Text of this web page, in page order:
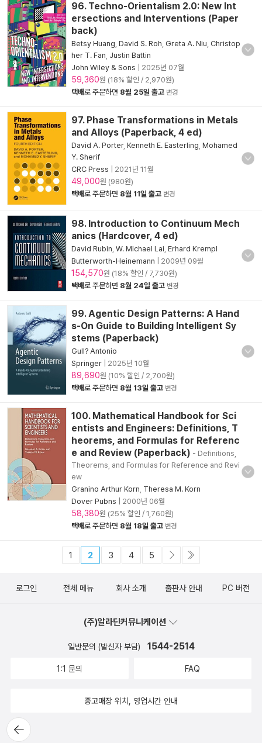
96. Techno-Orientalism 2.0: New Int
ersections and Interventions (Paper
back)
Betsy Huang David S. Roh Greta A. Niu Christop
her T. Fan Justin Battin
John Wiley & Sons
2025년 07월
59,360원 (18% 할인 / 2,970원)
택배로 주문하면 8월 25일 출고 변경
97. Phase Transformations in Metals
and Alloys (Paperback, 4 ed)
David A. Porter, Kenneth E. Easterling Mohamed
Y. Sherif
CRC Press
2021년 11월
49,000원 (980원)
택배로 주문하면 8월 11일 출고 변경
98. Introduction to Continuum Mech
anics (Hardcover, 4 ed)
David Rubin W. Michael Lai Erhard Krempl
Butterworth-Heinemann
2009년 09월
154,570원 (18% 할인 / 7,730원)
택배로 주문하면 8월 24일 출고 변경
99. Agentic Design Patterns: A Hand
s-On Guide to Building Intelligent Sy
stems (Paperback)
Gull? Antonio
Springer
2025년 10월
89,690원 (10% 할인 / 2,700원)
택배로 주문하면 8월 13일 출고 변경
100. Mathematical Handbook for Sci
entists and Engineers: Definitions, T
heorems, and Formulas for Referenc
e and Review (Paperback) - Definitions,
Theorems, and Formulas for Reference and Revi
ew
Granino Arthur Korn Theresa M. Korn
Dover Pubns
2000년 06월
58,380원 (25% 할인 / 1,760원)
택배로 주문하면 8월 18일 출고 변경
1 2 3 4 5
뒤로가
기
로그인 전체 메뉴 회사 소개 출판사 안내 PC 버전
(주)알라딘커뮤니케이션
일반문의 (발신자 부담) 1544-2514
1:1 문의 FAQ
중고매장 위치, 영업시간 안내